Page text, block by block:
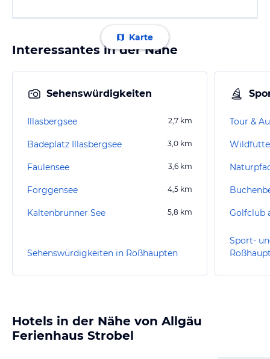
Karte
Interessantes in der Nähe
Sehenswürdigkeiten
Illasbergsee 2,7 km
Badeplatz Illasbergsee 3,0 km
Faulensee 3,6 km
Forggensee 4,5 km
Kaltenbrunner See 5,8 km
Sehenswürdigkeiten in Roßhaupten
Tour &
Sport-
Hotels in der Nähe von Allgäu
Ferienhaus Strobel